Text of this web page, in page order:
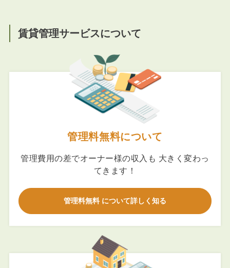
賃貸管理サービスについて
管理料無料について
管理費用の差でオーナー様の収入も 大きく変わっ
てきます！
管理料無料 について詳しく知る